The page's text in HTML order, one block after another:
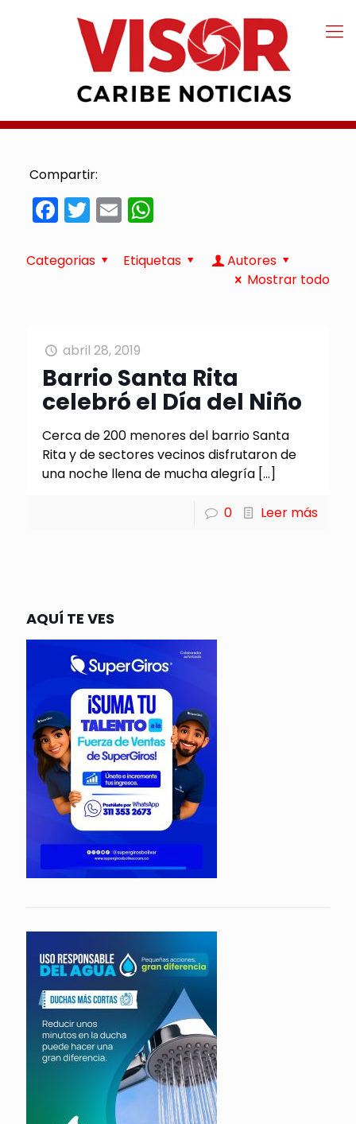
Compartir:
Facebook
Twitter
EmailWhatsApp
Categorias Etiquetas
Autores
Mostrar todo
abril 28, 2019
Barrio Santa Rita
celebró el Día del Niño
Cerca de 200 menores del barrio Santa
Rita y de sectores vecinos disfrutaron de
una noche llena de mucha alegría […]
0 Leer más
AQUÍ TE VES